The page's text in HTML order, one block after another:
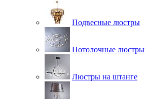
Подвесные люстры
Потолочные люстры
Люстры на штанге